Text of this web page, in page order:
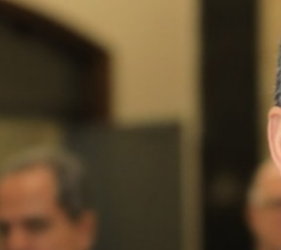
القرّاء